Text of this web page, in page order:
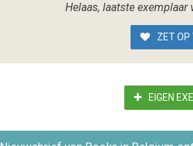
Helaas, laatste
ZET OP
EIGEN